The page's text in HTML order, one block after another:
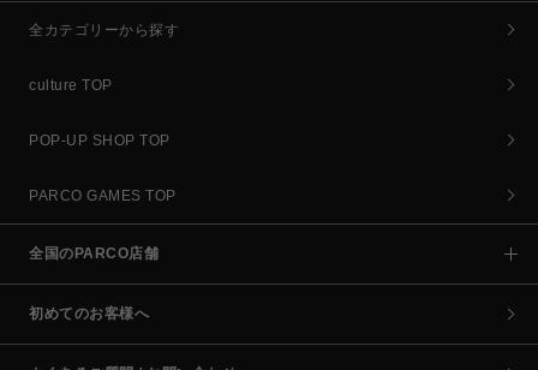
全カテゴリーから探す
culture TOP
POP-UP SHOP TOP
PARCO GAMES TOP
全国のPARCO店舗
初めてのお客様へ